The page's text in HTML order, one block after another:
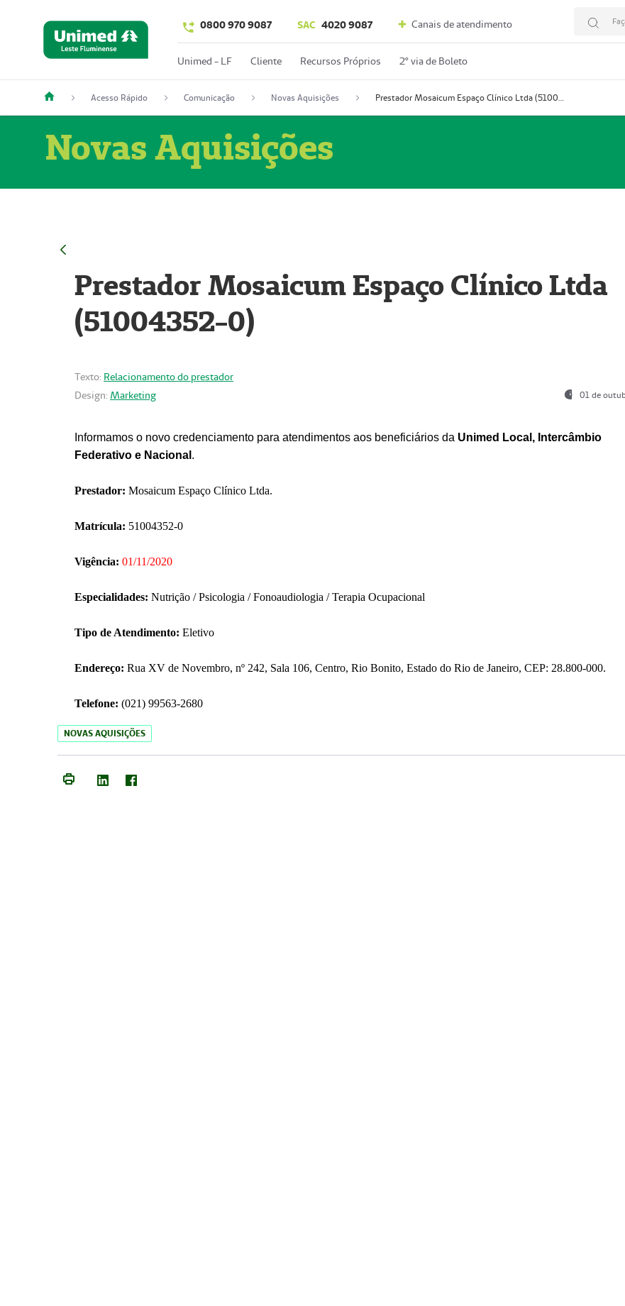
0800 970 9087 SAC 4020 9087 Canais de atendimento
Unimed - LF Cliente Recursos Próprios 2º via de Boleto
Acesso Rápido Comunicação Novas Aquisições Prestador Mosaicum Espaço Clínico Ltda (51004352-0)
Novas Aquisições
Prestador Mosaicum Espaço Clínico Ltda
(51004352-0)
Texto: Relacionamento do prestador
Design: Marketing 01 de
Informamos o novo credenciamento para atendimentos aos beneficiários da Unimed Local, Intercâmbio
Federativo e Nacional .
Prestador: Mosaicum Espaço Clínico Ltda.
Matrícula: 51004352-0
Vigência: 01/11/2020
Especialidades: Nutrição / Psicologia / Fonoaudiologia / Terapia Ocupacional
Tipo de Atendimento: Eletivo
Endereço: Rua XV de Novembro, nº 242, Sala 106, Centro, Rio Bonito, Estado do Rio de Janeiro, CEP: 28.800-000.
Telefone: (021) 99563-2680
NOVAS AQUISIÇÕES